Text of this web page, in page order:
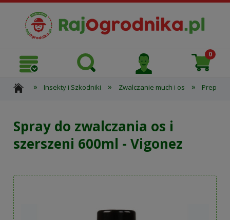
» Insekty i Szkodniki » Zwalczanie much i os »
Spray do zwalczania os i
szerszeni 600ml - Vigonez